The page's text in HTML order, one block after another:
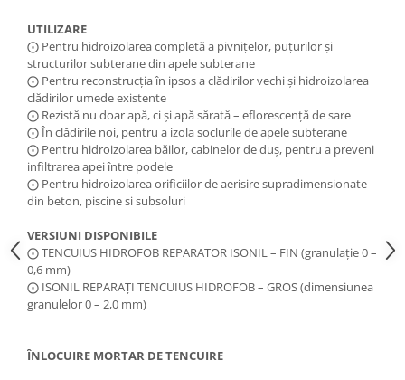
UTILIZARE
​⨀ Pentru hidroizolarea completă a pivnițelor, puțurilor și
structurilor subterane din apele subterane
⨀ Pentru reconstrucția în ipsos a clădirilor vechi și hidroizolarea
clădirilor umede existente
⨀ Rezistă nu doar apă, ci și apă sărată – eflorescență de sare
⨀ În clădirile noi, pentru a izola soclurile de apele subterane
⨀ Pentru hidroizolarea băilor, cabinelor de duș, pentru a preveni
infiltrarea apei între podele
⨀ Pentru hidroizolarea orificiilor de aerisire supradimensionate
din beton, piscine si subsoluri
VERSIUNI DISPONIBILE
⨀ TENCUIUS HIDROFOB REPARATOR ISONIL – FIN (granulație 0 –
0,6 mm)
⨀ ISONIL REPARAȚI TENCUIUS HIDROFOB – GROS (dimensiunea
granulelor 0 – 2,0 mm)
ÎNLOCUIRE MORTAR DE TENCUIRE